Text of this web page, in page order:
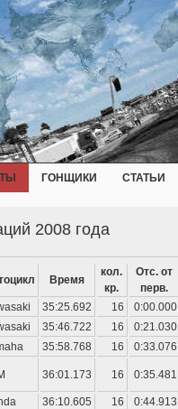
ГОНЩИКИ СТАТЬИ
2008 года
Время
кол.
кр.
Отс. от
перв.
35:25.692 16 0:00.000
35:46.722 16 0:21.030
35:58.768 16 0:33.076
36:01.173 16 0:35.481
36:10.605 16 0:44.913